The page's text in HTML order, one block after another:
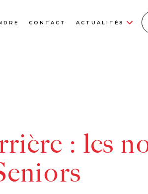
CONTACT ACTUALITÉS
: les